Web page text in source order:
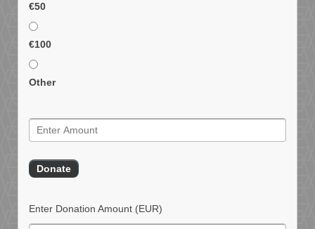
€50
€100
Other
Enter Donation Amount (EUR)